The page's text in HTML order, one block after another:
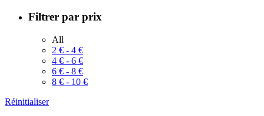
Filtrer par prix
All
2 € - 4 €
4 € - 6 €
6 € - 8 €
8 € - 10 €
Réinitialiser